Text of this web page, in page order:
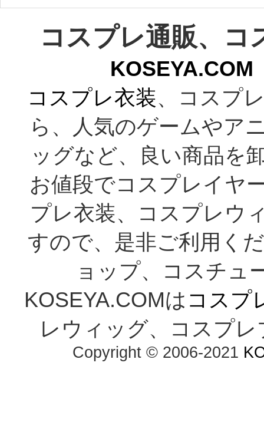
コスプレ通販、コ
コスプレ衣装、コスプ
ら、人気のゲームやア
ッグなど、良い商品を
お値段でコスプレイヤ
プレ衣装、コスプレウ
すので、是非ご利用く
ョップ、コスチュ
KOSEYA.COMは コスプ
レウィッグ、コスプ
Copyright © 2006-2021